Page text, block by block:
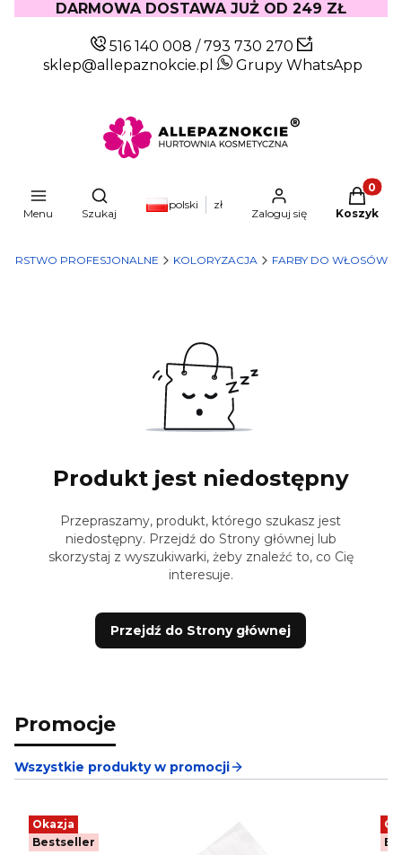
DARMOWA DOSTAWA JUŻ OD 249 ZŁ
516 140 008 /793 730 270
sklep@allepaznokcie.pl
Grupy WhatsApp
Menu
Otwórz wyszukiwarkę
Szukaj
polski zł
Zaloguj się Koszyk
PROFESJONALNE KOLORYZACJA FARBY DO WŁOSÓW
Produkt jest niedostępny
Przepraszamy, produkt, którego szukasz jest
niedostępny. Przejdź do Strony głównej lub
skorzystaj z wyszukiwarki, żeby znaleźć to, co Cię
interesuje.
Przejdź do Strony głównej
Promocje
Wszystkie produkty w promocji
Okazja
Bestseller